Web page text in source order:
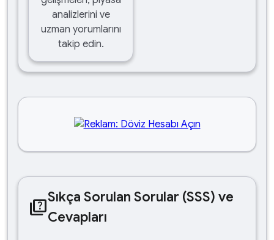
analizlerini ve
uzman yorumlarını
takip edin.
quizSıkça Sorulan Sorular (SSS) ve
Cevapları